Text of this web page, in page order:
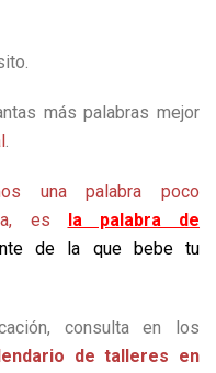
más palabras mejor
.
una palabra poco
es la palabra de
de la que bebe tu
consulta en los
de talleres en